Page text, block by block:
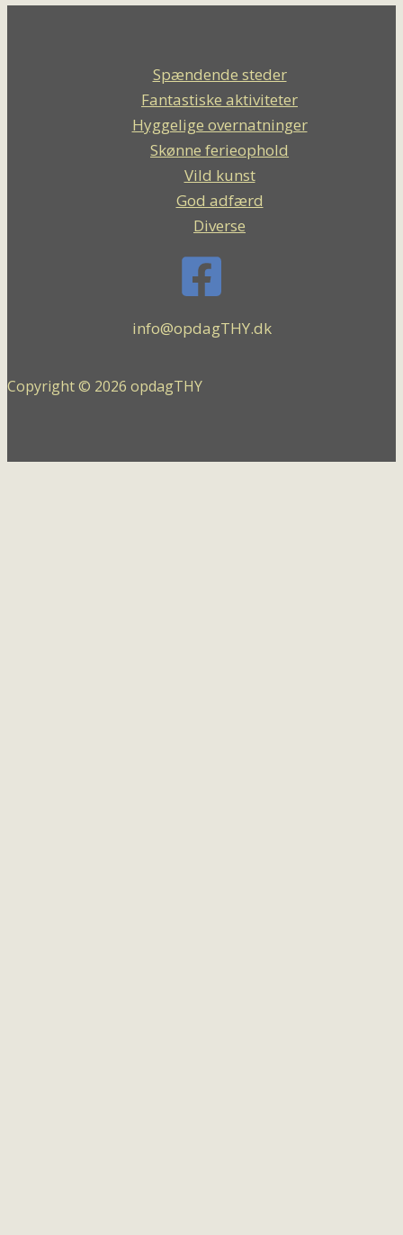
Spændende steder
Fantastiske aktiviteter
Hyggelige overnatninger
Skønne ferieophold
Vild kunst
God adfærd
Diverse
info@opdagTHY.dk
Copyright © 2026 opdagTHY